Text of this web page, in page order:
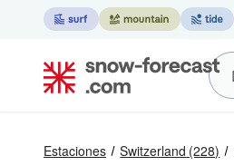
Estaciones Switzerland (228)